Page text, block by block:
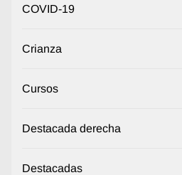
COVID-19
Crianza
Cursos
Destacada derecha
Destacadas